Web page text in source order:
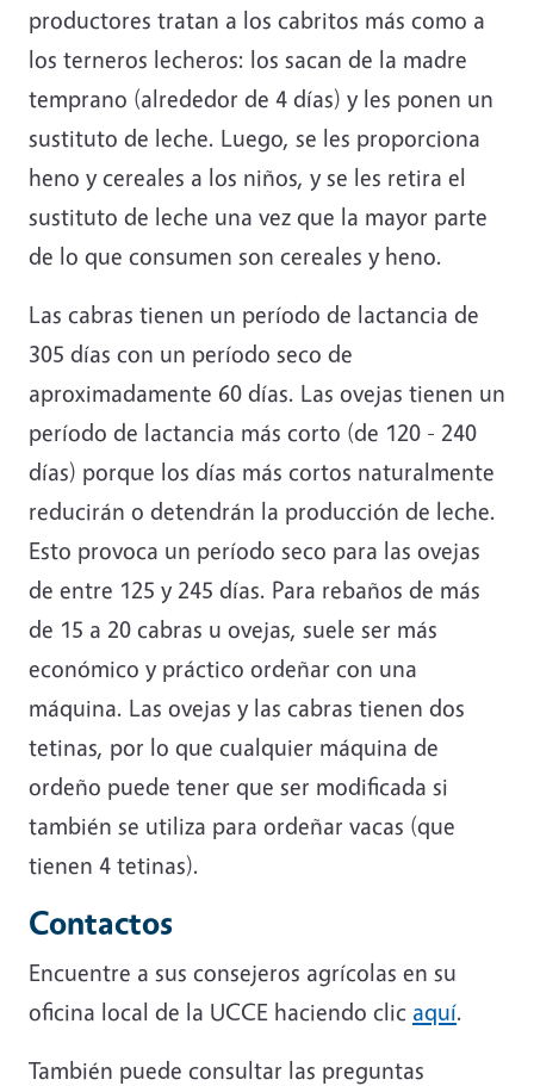
productores tratan a los cabritos más como a
los terneros lecheros: los sacan de la madre
temprano (alrededor de 4 días) y les ponen un
sustituto de leche. Luego, se les proporciona
heno y cereales a los niños, y se les retira el
sustituto de leche una vez que la mayor parte
de lo que consumen son cereales y heno.
Las cabras tienen un período de lactancia de
305 días con un período seco de
aproximadamente 60 días. Las ovejas tienen un
período de lactancia más corto (de 120 - 240
días) porque los días más cortos naturalmente
reducirán o detendrán la producción de leche.
Esto provoca un período seco para las ovejas
de entre 125 y 245 días. Para rebaños de más
de 15 a 20 cabras u ovejas, suele ser más
económico y práctico ordeñar con una
máquina. Las ovejas y las cabras tienen dos
tetinas, por lo que cualquier máquina de
ordeño puede tener que ser modificada si
también se utiliza para ordeñar vacas (que
tienen 4 tetinas).
Contactos
Encuentre a sus consejeros agrícolas en su
oficina local de la UCCE haciendo clic aquí.
También puede consultar las preguntas